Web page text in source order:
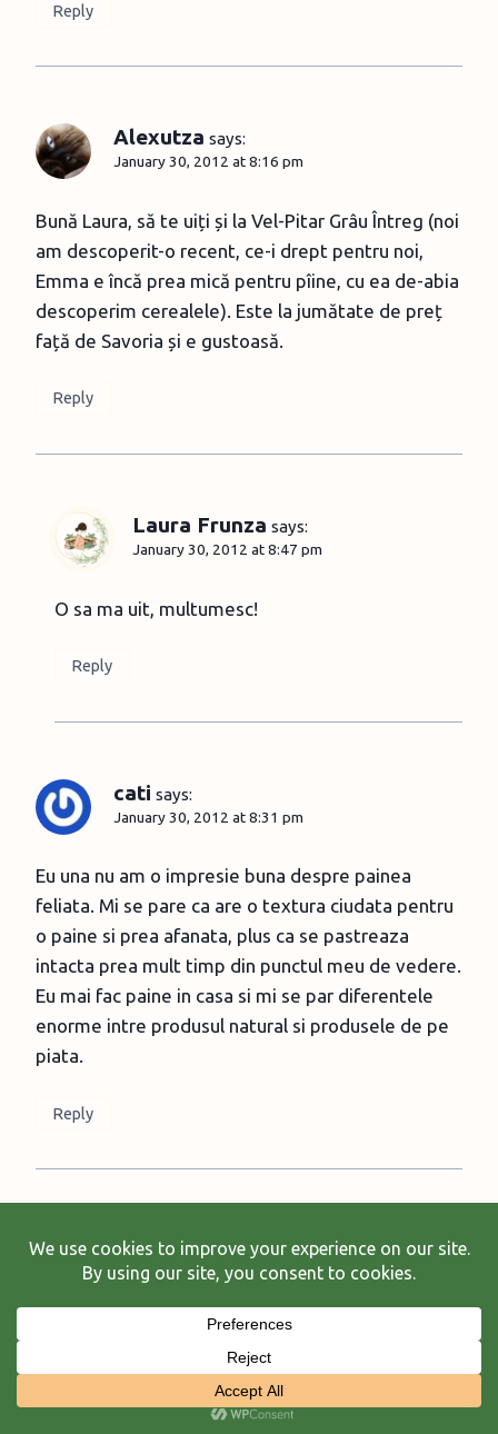
Reply
Alexutza says:
January 30, 2012 at 8:16 pm
Bună Laura, să te uiți și la Vel-Pitar Grâu Întreg (noi
am descoperit-o recent, ce-i drept pentru noi,
Emma e încă prea mică pentru pîine, cu ea de-abia
descoperim cerealele). Este la jumătate de preț
față de Savoria și e gustoasă.
Reply
Laura Frunza says:
January 30, 2012 at 8:47 pm
O sa ma uit, multumesc!
Reply
cati says:
January 30, 2012 at 8:31 pm
Eu una nu am o impresie buna despre painea
feliata. Mi se pare ca are o textura ciudata pentru
o paine si prea afanata, plus ca se pastreaza
intacta prea mult timp din punctul meu de vedere.
Eu mai fac paine in casa si mi se par diferentele
enorme intre produsul natural si produsele de pe
piata.
Reply
Laura Frunza says:
January 30, 2012 at 8:47 pm
Cati, nici eu in general, insa astea mi s-au parut
Reply